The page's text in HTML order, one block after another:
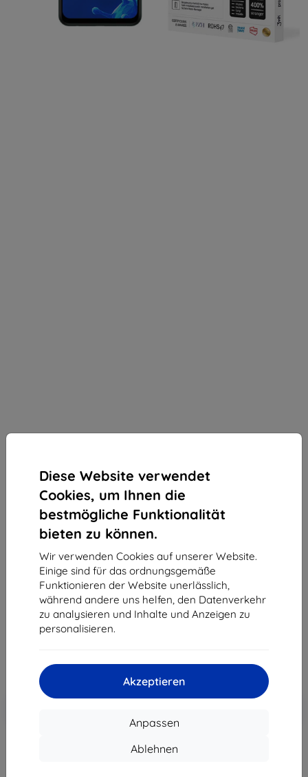
Diese Website verwendet
Cookies, um Ihnen die
bestmögliche Funktionalität
bieten zu können.
Wir verwenden Cookies auf unserer Website.
Einige sind für das ordnungsgemäße
Funktionieren der Website unerlässlich,
während andere uns helfen, den Datenverkehr
zu analysieren und Inhalte und Anzeigen zu
personalisieren.
Akzeptieren
Anpassen
Ablehnen
3MK Silver Protect+ Samsung M13 4G M135 nass
montierte antimikrobielle Folie
Geeignet für: Samsung Galaxy M13
Produktbeschreibung
12,90 €
11,61 €
ohne MWSt9,76 €
Rabatt mit Gutschein
In den